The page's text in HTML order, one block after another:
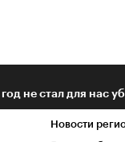
не стал для нас
Новости